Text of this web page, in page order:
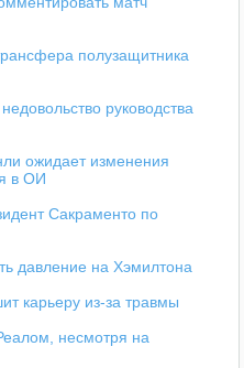
полузащитника
руководства
ожидает изменения
в ОИ
Сакраменто по
давление на Хэмилтона
карьеру из-за травмы
несмотря на